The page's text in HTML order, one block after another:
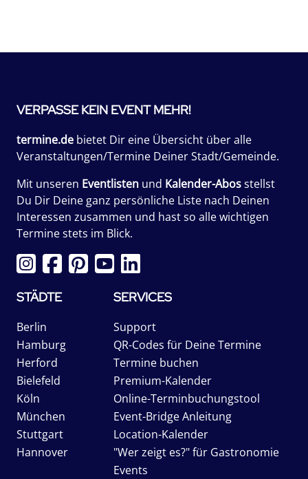
VERPASSE KEIN EVENT MEHR!
termine.de bietet Dir eine Übersicht über alle
Veranstaltungen/Termine Deiner Stadt/Gemeinde.
Mit unseren Eventlisten und Kalender-Abosstellst
Du Dir Deine ganz persönliche Liste nach Deinen
Interessen zusammen und hast so alle wichtigen
Termine stets im Blick.
STÄDTE
Berlin
Hamburg
Herford
Bielefeld
Köln
München
Stuttgart
Hannover
SERVICES
Support
QR-Codes für Deine Termine
Termine buchen
Premium-Kalender
Online-Terminbuchungstool
Event-Bridge Anleitung
Location-Kalender
"Wer zeigt es?" für Gastronomie
Events